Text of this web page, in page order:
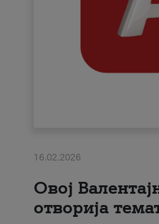
16.02.2026
Овој
отворија